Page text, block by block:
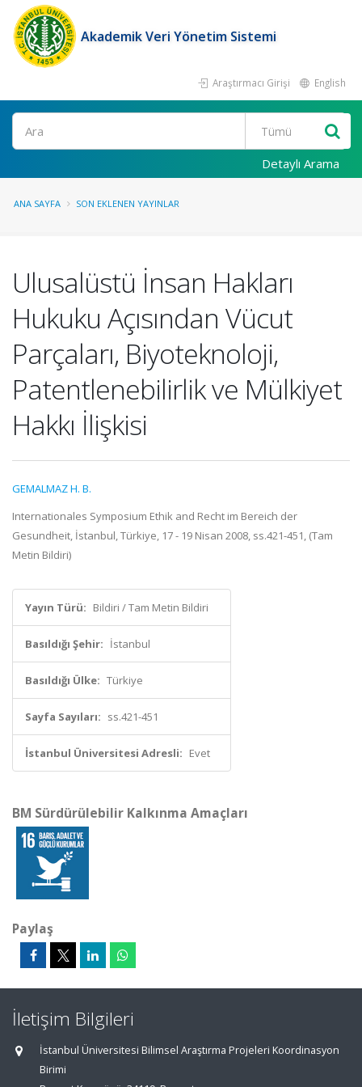
Akademik Veri Yönetim Sistemi
Araştırmacı Girişi English
Ara
Detaylı Arama
ANA SAYFA SON EKLENEN YAYINLAR
Ulusalüstü İnsan Hakları
Hukuku Açısından Vücut
Parçaları, Biyoteknoloji,
Patentlenebilirlik ve Mülkiyet
Hakkı İlişkisi
GEMALMAZ H. B.
Internationales Symposium Ethik and Recht im Bereich der
Gesundheit, İstanbul, Türkiye, 17 - 19 Nisan 2008, ss.421-451, (Tam
Metin Bildiri)
Yayın Türü: Bildiri / Tam Metin Bildiri
Basıldığı Şehir: İstanbul
Basıldığı Ülke: Türkiye
Sayfa Sayıları: ss.421-451
İstanbul Üniversitesi Adresli: Evet
BM Sürdürülebilir Kalkınma Amaçları
Paylaş
İletişim Bilgileri
İstanbul Üniversitesi Bilimsel Araştırma Projeleri Koordinasyon
Birimi